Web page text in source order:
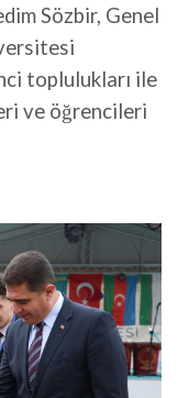
Sözbir, Genel
toplulukları ile
ve öğrencileri